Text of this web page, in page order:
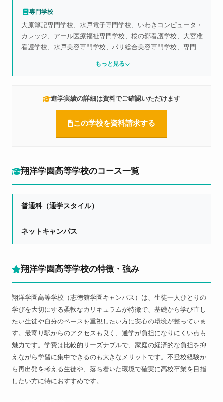
学、文教大学、国士舘大学、実践女子大学、拓殖大学、帝京平
成大学、武蔵野大学、立正大学、茨城キリスト教大学、東京医
療保健大学、新潟青陵大学、産業能率大学、その他多数
専門学校
大原簿記専門学校、水戸電子専門学校、いわきコンピュータ・
カレッジ、アール医療福祉専門学校、桜の郷看護学校、大宮准
看護学校、水戸美容専門学校、パリ総合美容専門学校、専門学
校、日本工学院専門学校、神田外語学院、国際ペットワールド
WaN国際ペットワールド専門学校、青山製図専門学校、会津
学校、足利デザイン・ビューティ専門学校、アフロート美容専
もっと見る
進学実績の詳細は資料でご確認いただけます
この学校を資料請求する
翔洋学園高等学校のコース一覧
普通科（通学スタイル）
ネットキャンパス
翔洋学園高等学校の特徴・強み
翔洋学園高等学校（志徳館学園キャンパス）は、生徒一人ひとりの
学びを大切にする柔軟なカリキュラムが特徴で、基礎から学び直し
たい生徒や自分のペースを重視したい方に安心の環境が整っていま
す。最寄り駅からのアクセスも良く、通学が負担になりにくい点も
魅力です。学費は比較的リーズナブルで、家庭の経済的な負担を抑
えながら学習に集中できるのも大きなメリットです。不登校経験か
ら再出発を考える生徒や、落ち着いた環境で確実に高校卒業を目指
したい方に特におすすめです。